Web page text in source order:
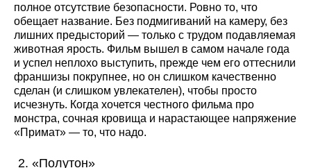
полное отсутствие безопасности. Ровно то, что
обещает название. Без подмигиваний на камеру, без
лишних предысторий — только с трудом подавляемая
животная ярость. Фильм вышел в самом начале года
и успел неплохо выступить, прежде чем его оттеснили
франшизы покрупнее, но он слишком качественно
сделан (и слишком увлекателен), чтобы просто
исчезнуть. Когда хочется честного фильма про
монстра, сочная кровища и нарастающее напряжение
«Примат» — то, что надо.
«Полутон»